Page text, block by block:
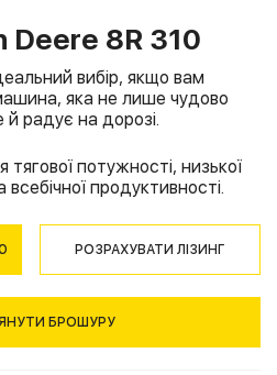
Deere 8R 310
вибір, якщо вам
яка не лише чудово
й радує на дорозі.
тягової потужності, низької
всебічної продуктивності.
РОЗРАХУВАТИ ЛІЗИНГ
БРОШУРУ